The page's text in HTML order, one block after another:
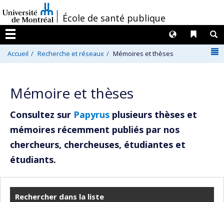
au
contenu
/École de santé publique
Menu
Liens
Langues
Accueil Recherche et réseaux Mémoires et thèses
Mémoire et thèses
Consultez sur Papyrus plusieurs thèses et
mémoires récemment publiés par nos
chercheurs, chercheuses, étudiantes et
étudiants.
Rechercher dans la liste